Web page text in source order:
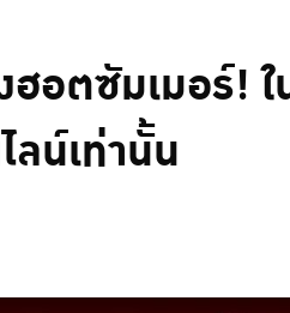
ฮอตซัมเมอร์!
ลน์เท่านั้น